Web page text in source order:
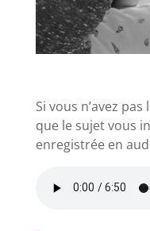
Si vous n’avez
que le sujet vous
enregistrée en